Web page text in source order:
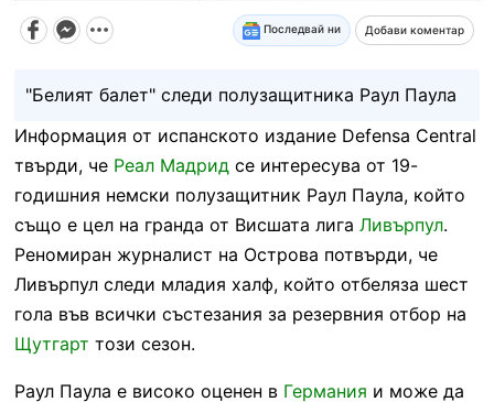
Последвай ни Добави коментар
"Белият балет" следи полузащитника Раул Паула
Информация от испанското издание Defensa Central
твърди, че Реал Мадридсе интересува от 19-
годишния немски полузащитник Раул Паула, който
също е цел на гранда от Висшата лига Ливърпул.
Реномиран журналист на Острова потвърди, че
Ливърпул следи младия халф, който отбеляза шест
гола във всички състезания за резервния отбор на
Щутгарт този сезон.
Раул Паула е високо оценен в Германия и може да